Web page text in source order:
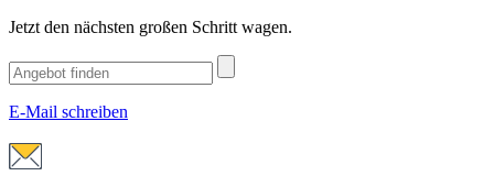
Jetzt den nächsten großen Schritt wagen.
E-Mail schreiben